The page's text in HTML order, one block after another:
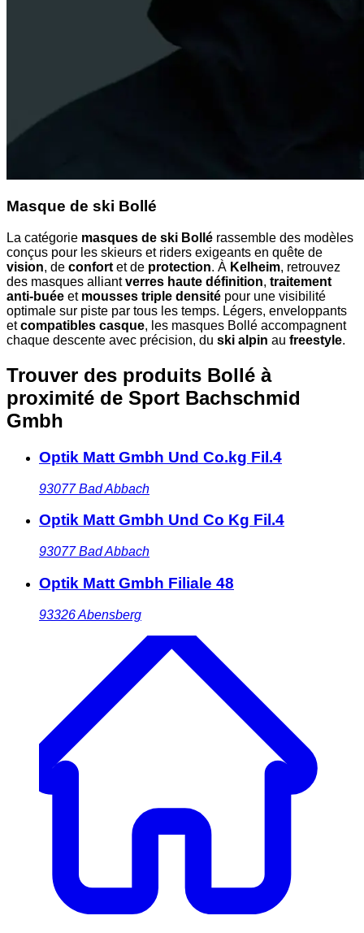
Masque de ski Bollé
La catégorie masques de ski Bollé rassemble des modèles
conçus pour les skieurs et riders exigeants en quête de
vision, de confort et de protection. À Kelheim, retrouvez
des masques alliantverres haute définition, traitement
anti-buée et mousses triple densité pour une visibilité
optimale sur piste par tous les temps. Légers, enveloppants
etcompatibles casque, les masques Bollé accompagnent
chaque descente avec précision, du ski alpin au freestyle.
Trouver des produits Bollé à
proximité de Sport Bachschmid
Gmbh
Optik Matt Gmbh Und Co.kg Fil.4
93077 Bad Abbach
Optik Matt Gmbh Und Co Kg Fil.4
93077 Bad Abbach
Optik Matt Gmbh Filiale 48
93326Abensberg